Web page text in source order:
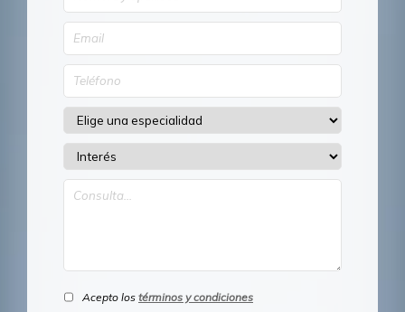
Acepto los términos y condiciones